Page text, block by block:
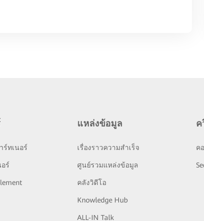
ร์ทเนอร์
ร์
แหล่งข้อมูล
เรื่องราวความสำเร็จ
ศูนย์รวมแหล่งข้อมูล
คลังวิดีโอ
Knowledge Hub
ALL-IN Talk
ค
ค